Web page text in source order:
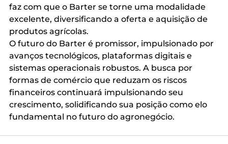
faz com que o Barter se torne uma modalidade
excelente, diversificando a oferta e aquisição de
produtos agrícolas.
O futuro do Barter é promissor, impulsionado por
avanços tecnológicos, plataformas digitais e
sistemas operacionais robustos. A busca por
formas de comércio que reduzam os riscos
financeiros continuará impulsionando seu
crescimento, solidificando sua posição como elo
fundamental no futuro do agronegócio.